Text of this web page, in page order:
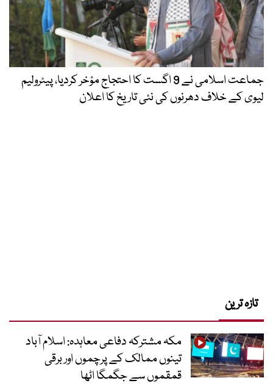
جماعت اسلامی نے 9 اگست کا احتجاج مؤخر کردیا، پیٹرولیم
لیوی کے خلاف دھرنوں کی نئی تاریخ کا اعلان
تازہ ترین
مکہ مشترکہ دفاعی معاہدہ: اسلام آباد
تینوں ممالک کے پرچموں اور برقی
قمقموں سے جگمگا اٹھا